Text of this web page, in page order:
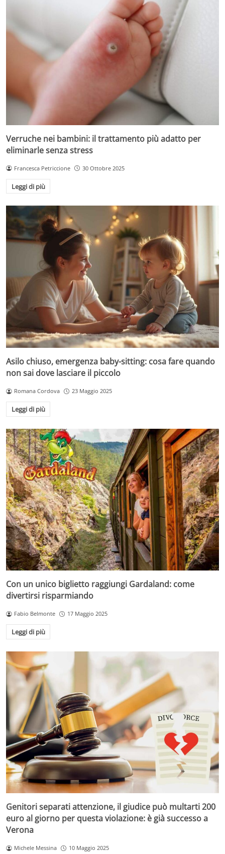
Verruche nei bambini: il trattamento più adatto per
eliminarle senza stress
Francesca Petriccione 30 Ottobre 2025
Leggi di più
Asilo chiuso, emergenza baby-sitting: cosa fare quando
non sai dove lasciare il piccolo
Romana Cordova 23 Maggio 2025
Leggi di più
Con un unico biglietto raggiungi Gardaland: come
divertirsi risparmiando
Fabio Belmonte 17 Maggio 2025
Leggi di più
Genitori separati attenzione, il giudice può multarti 200
euro al giorno per questa violazione: è già successo a
Verona
Michele Messina 10 Maggio 2025